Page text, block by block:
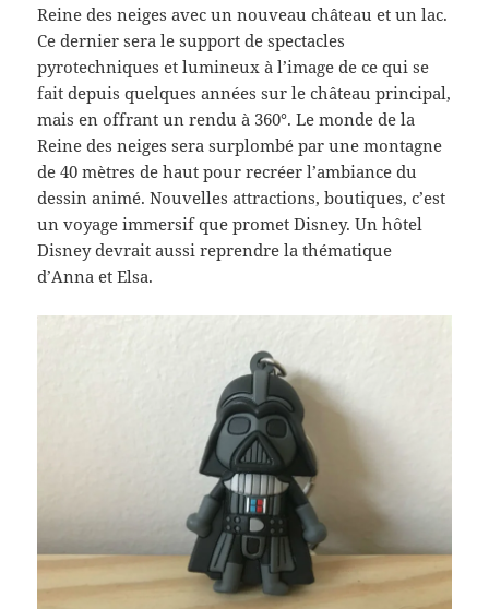
Reine des neiges avec un nouveau château et un lac.
Ce dernier sera le support de spectacles
pyrotechniques et lumineux à l’image de ce qui se
fait depuis quelques années sur le château principal,
mais en offrant un rendu à 360°. Le monde de la
Reine des neiges sera surplombé par une montagne
de 40 mètres de haut pour recréer l’ambiance du
dessin animé. Nouvelles attractions, boutiques, c’est
un voyage immersif que promet Disney. Un hôtel
Disney devrait aussi reprendre la thématique
d’Anna et Elsa.